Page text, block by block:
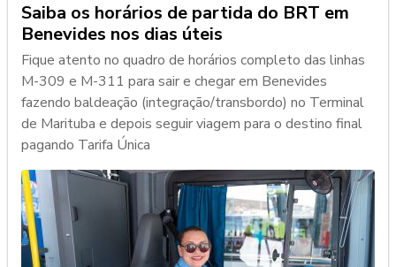
Saiba os horários de partida do BRT em
Benevides nos dias úteis
Fique atento no quadro de horários completo das linhas
M-309 e M-311 para sair e chegar em Benevides
fazendo baldeação (integração/transbordo) no Terminal
de Marituba e depois seguir viagem para o destino final
pagando Tarifa Única